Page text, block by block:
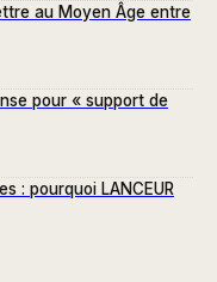
au Moyen Âge entre
pour « support de
: pourquoi LANCEUR